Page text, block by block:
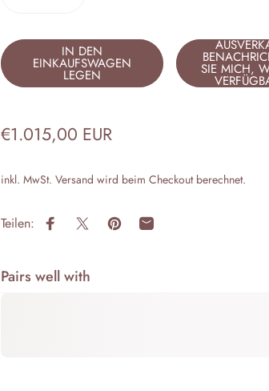
IN DEN
EINKAUFSWAGEN
LEGEN SIE MICH,
€1.015,00 EUR
inkl. MwSt. Versand wird beim Checkout berechnet.
Teilen: Auf Facebook teilen
Auf X teilenAuf Pinterest pinnen
Per E-Mail teilen
Pairs well with